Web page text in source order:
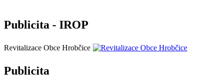
Publicita - IROP
Revitalizace Obce Hrobčice
Publicita